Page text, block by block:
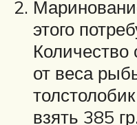
этого
Количество
от веса
взять 385